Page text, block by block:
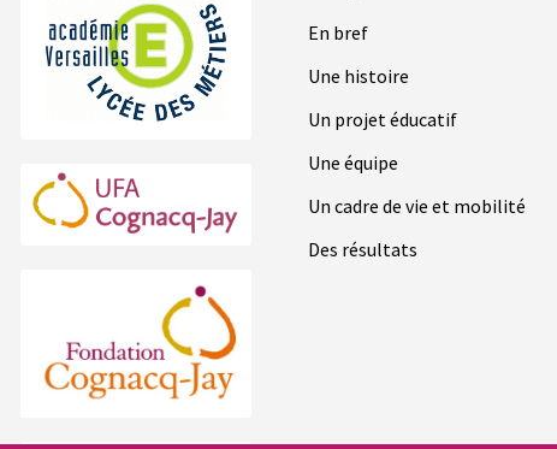
En bref
Une histoire
Un projet éducatif
Une équipe
Un cadre de vie et mobilité
Des résultats